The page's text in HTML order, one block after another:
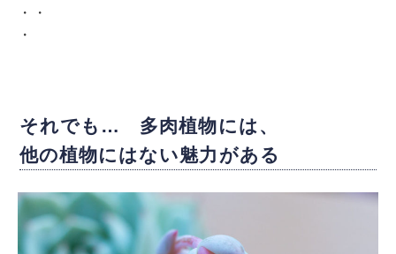
・・
・
それでも… 多肉植物には、
他の植物にはない魅力がある